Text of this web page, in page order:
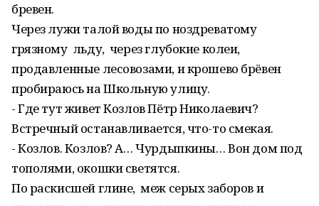
бревен.
Через лужи талой воды по ноздреватому
грязному льду, через глубокие колеи,
продавленные лесовозами, и крошево брёвен
пробираюсь на Школьную улицу.
- Где тут живет Козлов Пётр Николаевич?
Встречный останавливается, что-то смекая.
- Козлов. Козлов? А… Чурдыпкины… Вон дом под
тополями, окошки светятся.
По раскисшей глине, меж серых заборов и